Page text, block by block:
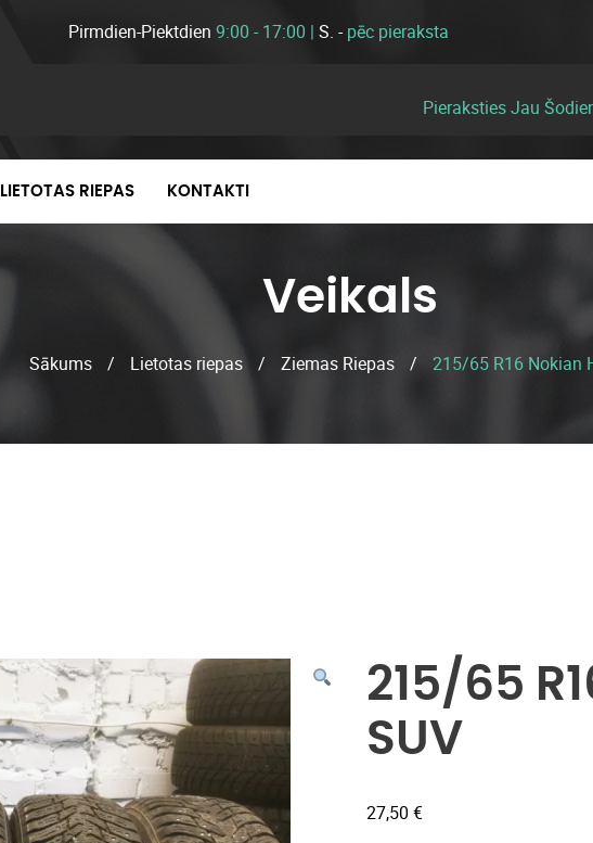
Pirmdien-Piektdien 9:00 - 17:00 | S. -pēc pieraksta
Pieraksties Jau
LIETOTAS RIEPAS KONTAKTI
Veikals
Sākums / Lietotas riepas / Ziemas Riepas / 215/65 R16 Nokian
215/65
SUV
27,50 €